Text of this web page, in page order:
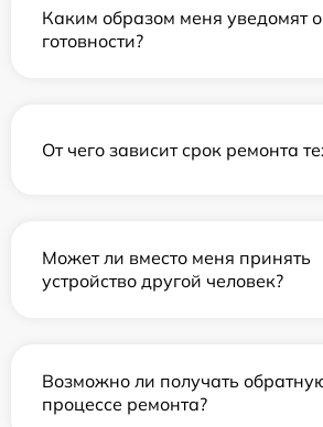
Каким образом меня уведомят о
готовности?
От чего зависит срок ремонта
Может ли вместо меня принять
устройство другой человек?
Возможно ли получать
процессе ремонта?